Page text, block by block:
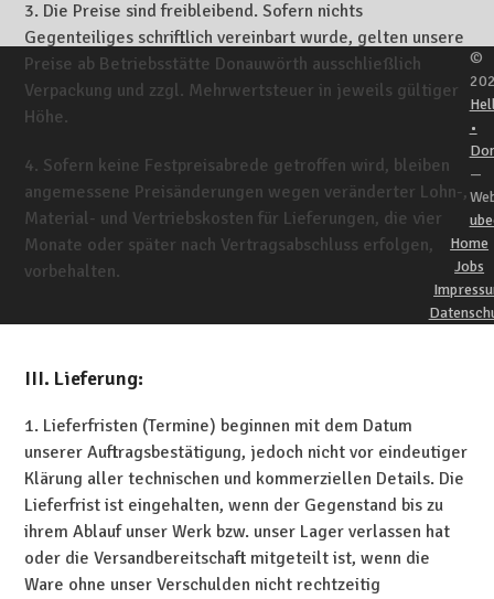
3. Die Preise sind freibleibend. Sofern nichts
Gegenteiliges schriftlich vereinbart wurde, gelten unsere
Preise ab Betriebsstätte Donauwörth ausschließlich
Verpackung und zzgl. Mehrwertsteuer in jeweils gültiger
Höhe.
4. Sofern keine Festpreisabrede getroffen wird, bleiben
angemessene Preisänderungen wegen veränderter Lohn-,
Material- und Vertriebskosten für Lieferungen, die vier
Monate oder später nach Vertragsabschluss erfolgen,
vorbehalten.
III. Lieferung:
1. Lieferfristen (Termine) beginnen mit dem Datum
unserer Auftragsbestätigung, jedoch nicht vor eindeutiger
Klärung aller technischen und kommerziellen Details. Die
Lieferfrist ist eingehalten, wenn der Gegenstand bis zu
ihrem Ablauf unser Werk bzw. unser Lager verlassen hat
oder die Versandbereitschaft mitgeteilt ist, wenn die
Ware ohne unser Verschulden nicht rechtzeitig
©
•
—
Home
Jobs